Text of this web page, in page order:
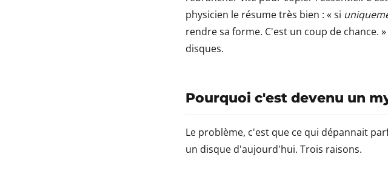
physicien le résume très bien : « si
rendre sa forme. C'est un coup de chance.
disques.
Pourquoi c'est devenu un
Le problème, c'est que ce qui dépannait
un disque d'aujourd'hui. Trois raisons.